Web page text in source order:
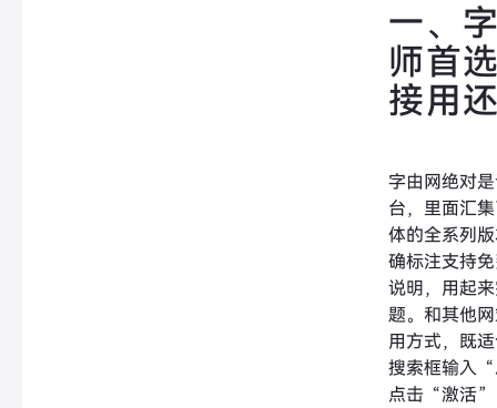
一、
师首
接用
字由网绝对
台，里面汇
体的全系列
确标注支持
说明，用起
题。和其他
用方式，既
搜索框输入
点击“激活”